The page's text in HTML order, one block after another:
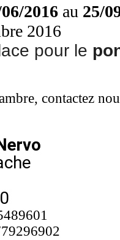
2016 au 25/
2016
pour le
contactez